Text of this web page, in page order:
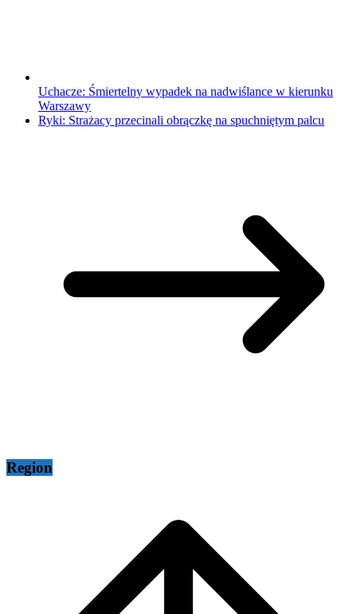
Uchacze: Śmiertelny wypadek na nadwiślance w kierunku
Warszawy
Ryki: Strażacy przecinali obrączkę na spuchniętym palcu
Region